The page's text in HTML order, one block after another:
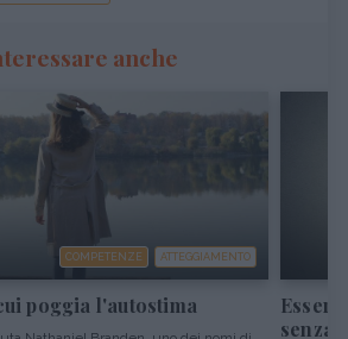
anche
COMPETENZE ATTEGGIAMENTO
poggia l'autostima
senza